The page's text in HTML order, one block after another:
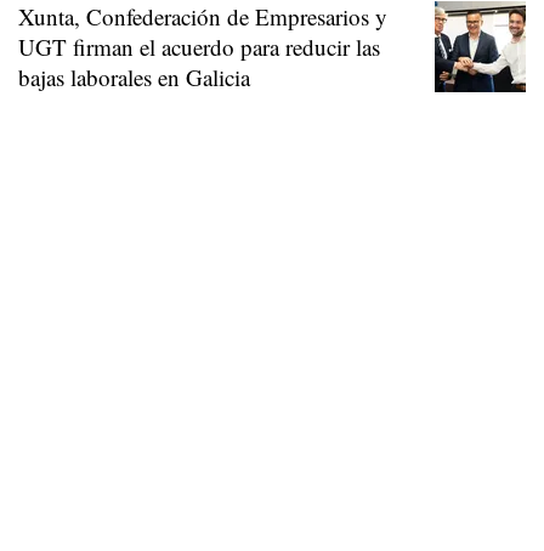
Xunta, Confederación de Empresarios y
UGT firman el acuerdo para reducir las
bajas laborales en Galicia